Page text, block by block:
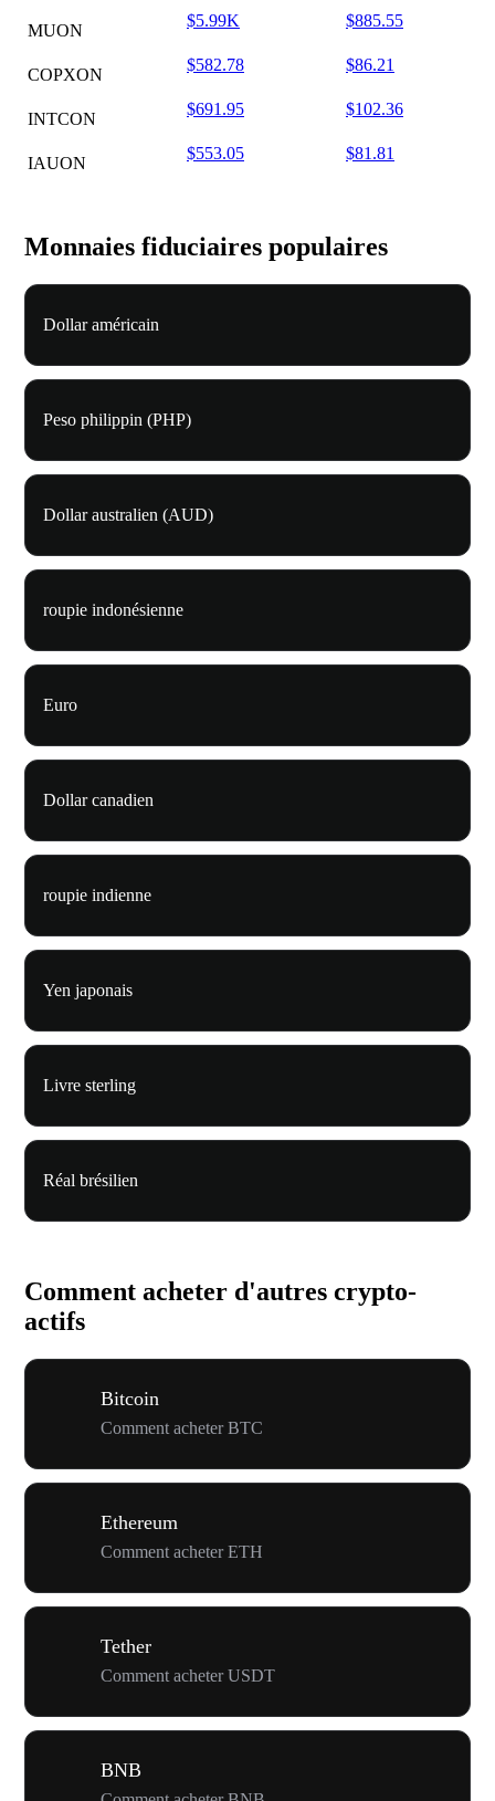
MUON
$5.99K $885.55
COPXON
$582.78 $86.21
INTCON
$691.95 $102.36
IAUON
$553.05 $81.81
Monnaies fiduciaires populaires
Dollar américain
Peso philippin (PHP)
Dollar australien (AUD)
roupie indonésienne
Euro
Dollar canadien
roupie indienne
Yen japonais
Livre sterling
Réal brésilien
Comment acheter d'autres crypto-
actifs
Bitcoin
Comment acheter BTC
Ethereum
Comment acheter ETH
Tether
Comment acheter USDT
BNB